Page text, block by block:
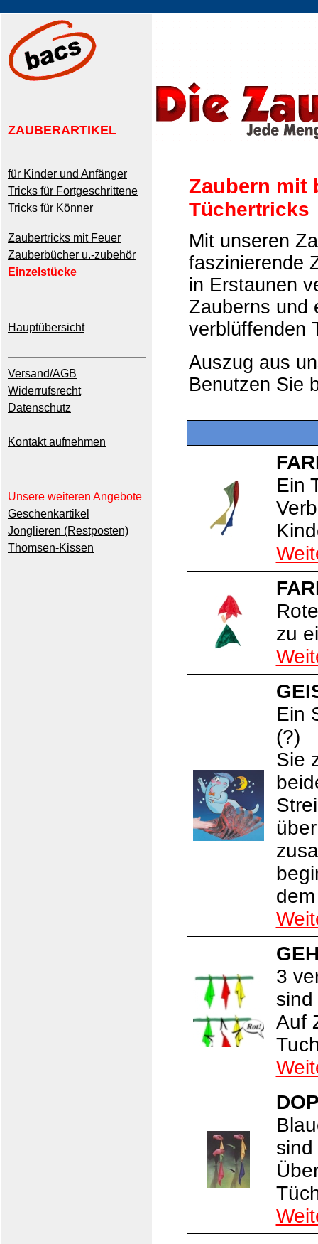
ZAUBERARTIKEL
für Kinder und Anfänger
Tricks für Fortgeschrittene
Tricks für Könner
Zaubertricks mit Feuer
Zauberbücher u.-zubehör
Einzelstücke
Hauptübersicht
Versand/AGB
Widerrufsrecht
Datenschutz
Kontakt aufnehmen
Unsere weiteren Angebote
Geschenkartikel
Jonglieren (Restposten)
Thomsen-Kissen
Zaubern mit
Tüchertricks
Mit unseren
faszinierende
in Erstaunen
Zauberns und
verblüffenden
Auszug aus
Benutzen Sie
Ein
zu
Ein
(?)
Sie
3
Auf